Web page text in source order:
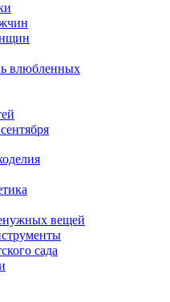
влюбленных
вещей
сада